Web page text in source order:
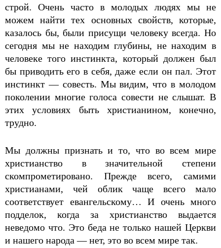
строй. Очень часто в молодых людях мы не
можем найти тех основных свойств, которые,
казалось бы, были присущи человеку всегда. Но
сегодня мы не находим глубины, не находим в
человеке того инстинкта, который должен был
бы приводить его в себя, даже если он пал. Этот
инстинкт — совесть. Мы видим, что в молодом
поколении многие голоса совести не слышат. В
этих условиях быть христианином, конечно,
трудно.
Мы должны признать и то, что во всем мире
христианство в значительной степени
скомпрометировано. Прежде всего, самими
христианами, чей облик чаще всего мало
соответствует евангельскому… И очень много
подделок, когда за христианство выдается
неведомо что. Это беда не только нашей Церкви
и нашего народа — нет, это во всем мире так.